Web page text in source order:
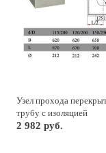
Узел прохода
трубу с изоляцией
2 982 руб.